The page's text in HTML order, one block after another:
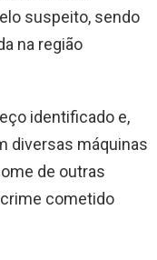
suspeito, sendo
na região
identificado e,
diversas máquinas
de outras
cometido